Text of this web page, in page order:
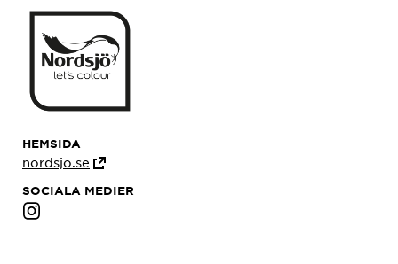
HEMSIDA
nordsjo.se
SOCIALA MEDIER